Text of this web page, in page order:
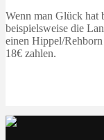
Wenn man Glück hat
beispielsweise die
einen Hippel/
18€ zahlen.